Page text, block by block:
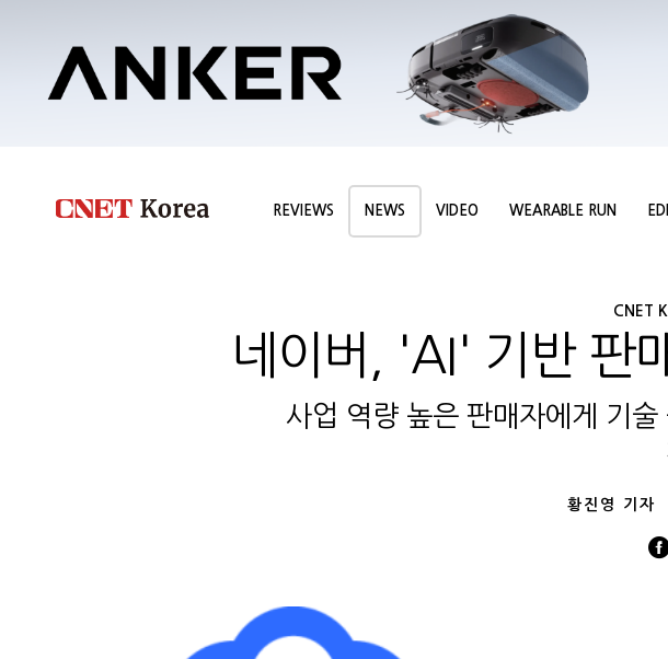
REVIEWS NEWS VIDEO WEARABLE RUN
CNET
네이버, 'AI' 기반 판
사업 역량 높은 판매자에게 기
황진영 기자